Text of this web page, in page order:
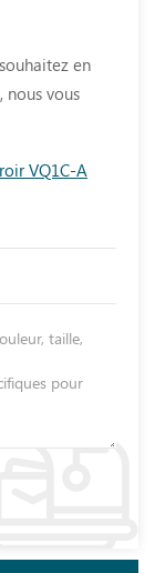
en
nous vous
VQ1C-A